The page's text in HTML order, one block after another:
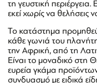
τη γευστική
εκεί χωρίς να θελήσεις
Το κατάστημα
κάθε γωνιά του
την Αφρική, από τη
Είναι το μοναδικό στη
ευρεία γκάμα
συνδυασμό με ειδικά